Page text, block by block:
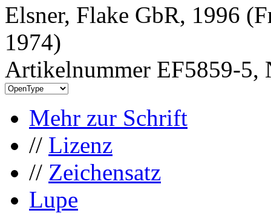
Elsner, Flake GbR, 1996
1974)
Artikelnummer EF5859-5,
Mehr zur Schrift
// Lizenz
// Zeichensatz
Lupe